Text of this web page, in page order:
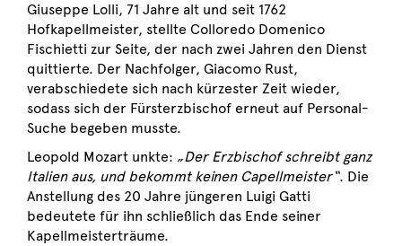
Giuseppe Lolli, 71 Jahre alt und seit 1762
Hofkapellmeister, stellte Colloredo Domenico
Fischietti zur Seite, der nach zwei Jahren den Dienst
quittierte. Der Nachfolger, Giacomo Rust,
verabschiedete sich nach kürzester Zeit wieder,
sodass sich der Fürsterzbischof erneut auf Personal-
Suche begeben musste.
Leopold Mozart unkte: „Der Erzbischof schreibt ganz
Italien aus, und bekommt keinen Capellmeister“. Die
Anstellung des 20 Jahre jüngeren Luigi Gatti
bedeutete für ihn schließlich das Ende seiner
Kapellmeisterträume.